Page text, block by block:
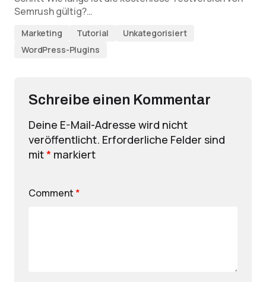
Semrush gültig?…
Marketing Tutorial
Unkategorisiert
WordPress-Plugins
Schreibe einen Kommentar
Deine E-Mail-Adresse wird nicht
veröffentlicht. Erforderliche Felder sind
mit* markiert
Comment *